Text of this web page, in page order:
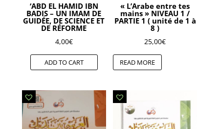
‘ABD EL HAMID IBN
BADIS – UN IMAM DE
GUIDÉE, DE SCIENCE ET
DE RÉFORME
4,00€
ADD TO CART
« L’Arabe entre tes
mains » NIVEAU 1 /
PARTIE 1 ( unité de 1 à
8 )
25,00€
READ MORE